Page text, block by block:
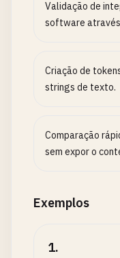
Validação de
software através
Criação de
strings de texto.
Comparação
sem expor o
Exemplos
1.